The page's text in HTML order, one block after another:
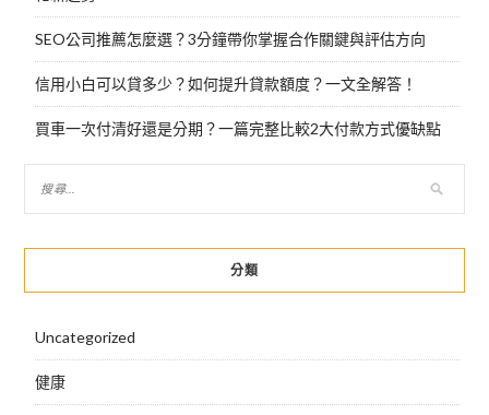
SEO公司推薦怎麼選？3分鐘帶你掌握合作關鍵與評估方向
信用小白可以貸多少？如何提升貸款額度？一文全解答！
買車一次付清好還是分期？一篇完整比較2大付款方式優缺點
分類
Uncategorized
健康